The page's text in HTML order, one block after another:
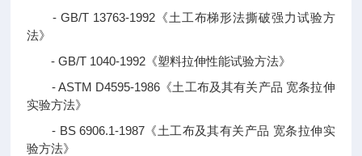
- GB/T 13763-1992《土工布梯形法撕破强力试验方
法》
- GB/T 1040-1992《塑料拉伸性能试验方法》
- ASTM D4595-1986《土工布及其有关产品 宽条拉伸
实验方法》
- BS 6906.1-1987《土工布及其有关产品 宽条拉伸实
验方法》